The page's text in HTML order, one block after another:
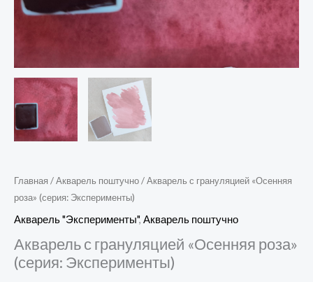
Главная /Акварель поштучно/ Акварель с грануляцией «Осенняя
роза» (серия: Эксперименты)
Акварель "Эксперименты", Акварель поштучно
Акварель с грануляцией «Осенняя роза»
(серия: Эксперименты)